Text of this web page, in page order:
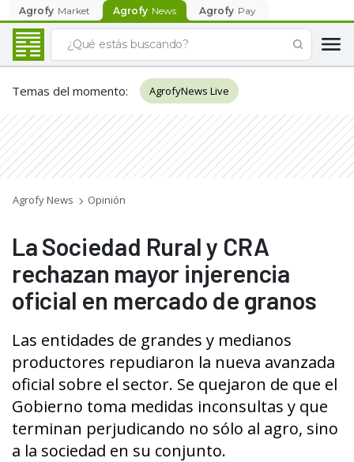
Agrofy Market Agrofy News Agrofy Pay
Temas del momento: AgrofyNews Live
Agrofy News Opinión
La Sociedad Rural y CRA
rechazan mayor injerencia
oficial en mercado de granos
Las entidades de grandes y medianos
productores repudiaron la nueva avanzada
oficial sobre el sector. Se quejaron de que el
Gobierno toma medidas inconsultas y que
terminan perjudicando no sólo al agro, sino
a la sociedad en su conjunto.